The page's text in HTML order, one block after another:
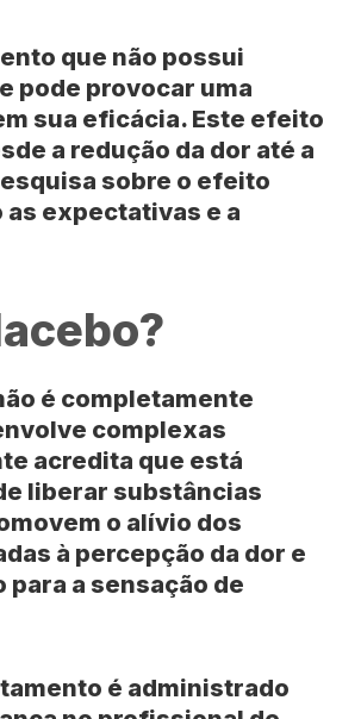
que não possui
pode provocar uma
sua eficácia. Este efeito
a redução da dor até a
sobre o efeito
expectativas e a
é completamente
complexas
acredita que está
liberar substâncias
o alívio dos
à percepção da dor e
a sensação de
é administrado